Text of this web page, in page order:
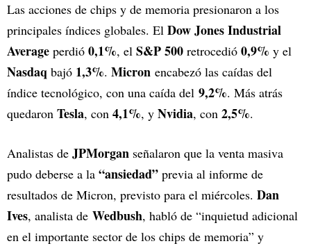
Las acciones de chips y de memoria presionaron a los
principales índices globales. El Dow Jones Industrial
Average perdió 0,1%, el S&P 500 retrocedió 0,9% y el
Nasdaq bajó 1,3%. Micron encabezó las caídas del
índice tecnológico, con una caída del 9,2%. Más atrás
quedaron Tesla, con 4,1%, y Nvidia, con 2,5%.
Analistas de JPMorgan señalaron que la venta masiva
pudo deberse a la “ansiedad” previa al informe de
resultados de Micron, previsto para el miércoles. Dan
Ives, analista de Wedbush, habló de “inquietud adicional
en el importante sector de los chips de memoria” y